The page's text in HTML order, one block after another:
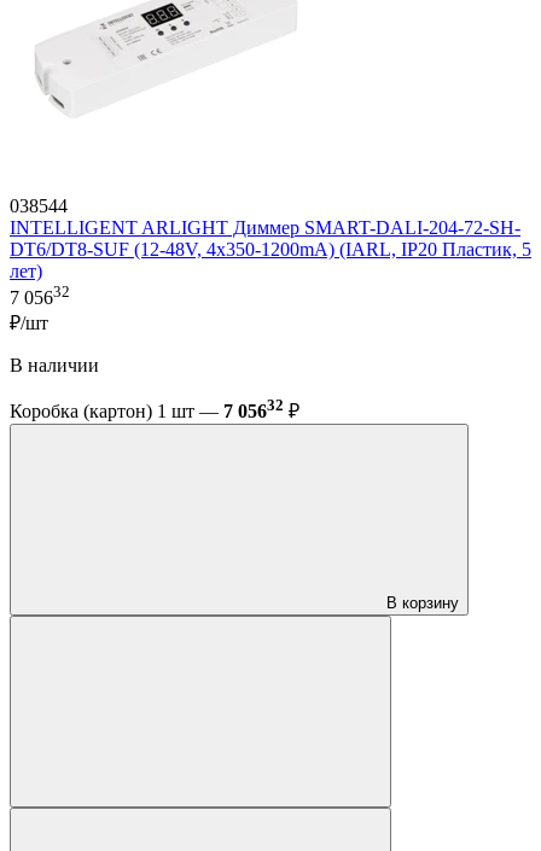
038544
INTELLIGENT ARLIGHT Диммер SMART-DALI-204-72-SH-
DT6/DT8-SUF (12-48V, 4x350-1200mA) (IARL, IP20 Пластик, 5
лет)
7 05632
₽/шт
В наличии
Коробка (картон) 1 шт — 7 05632 ₽
В корзину